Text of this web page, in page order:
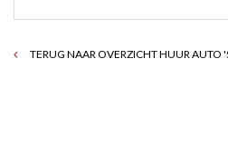
TERUG NAAR OVERZICHT HUUR AUTO